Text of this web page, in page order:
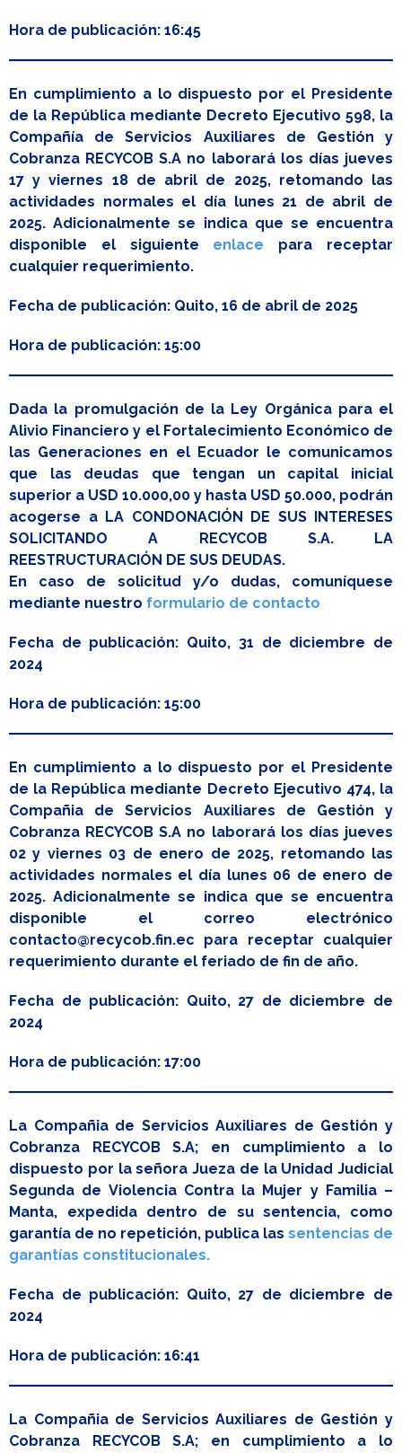
Hora de publicación: 16:45
En cumplimiento a lo dispuesto por el Presidente
de la República mediante Decreto Ejecutivo 598, la
Compañía de Servicios Auxiliares de Gestión y
Cobranza RECYCOB S.A no laborará los días jueves
17 y viernes 18 de abril de 2025, retomando las
actividades normales el día lunes 21 de abril de
2025. Adicionalmente se indica que se encuentra
disponible el siguiente enlace para receptar
cualquier requerimiento.
Fecha de publicación: Quito, 16 de abril de 2025
Hora de publicación: 15:00
Dada la promulgación de la Ley Orgánica para el
Alivio Financiero y el Fortalecimiento Económico de
las Generaciones en el Ecuador le comunicamos
que las deudas que tengan un capital inicial
superior a USD 10.000,00 y hasta USD 50.000, podrán
acogerse a LA CONDONACIÓN DE SUS INTERESES
SOLICITANDO A RECYCOB S.A. LA
REESTRUCTURACIÓN DE SUS DEUDAS.
En caso de solicitud y/o dudas, comuníquese
mediante nuestro formulario de contacto
Fecha de publicación: Quito, 31 de diciembre de
2024
Hora de publicación: 15:00
En cumplimiento a lo dispuesto por el Presidente
de la República mediante Decreto Ejecutivo 474, la
Compañia de Servicios Auxiliares de Gestión y
Cobranza RECYCOB S.A no laborará los días jueves
02 y viernes 03 de enero de 2025, retomando las
actividades normales el día lunes 06 de enero de
2025. Adicionalmente se indica que se encuentra
disponible el correo electrónico
contacto@recycob.fin.ec para receptar cualquier
requerimiento durante el feriado de fin de año.
Fecha de publicación: Quito, 27 de diciembre de
2024
Hora de publicación: 17:00
La Compañia de Servicios Auxiliares de Gestión y
Cobranza RECYCOB S.A; en cumplimiento a lo
dispuesto por la señora Jueza de la Unidad Judicial
Segunda de Violencia Contra la Mujer y Familia –
Manta, expedida dentro de su sentencia, como
garantía de no repetición, publica las sentencias de
garantías constitucionales.
Fecha de publicación: Quito, 27 de diciembre de
2024
Hora de publicación: 16:41
La Compañia de Servicios Auxiliares de Gestión y
Cobranza RECYCOB S.A; en cumplimiento a lo